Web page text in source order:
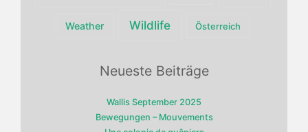
Weather Wildlife Österreich
Neueste Beiträge
Wallis September 2025
Bewegungen – Mouvements